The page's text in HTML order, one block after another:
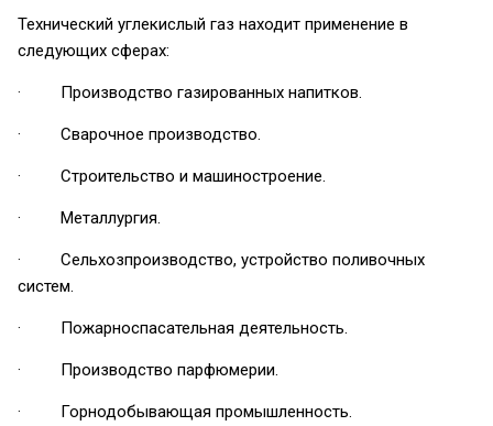
Технический углекислый газ находит применение в
следующих сферах:
· Производство газированных напитков.
· Сварочное производство.
· Строительство и машиностроение.
· Металлургия.
· Сельхозпроизводство, устройство поливочных
систем.
· Пожарноспасательная деятельность.
· Производство парфюмерии.
· Горнодобывающая промышленность.